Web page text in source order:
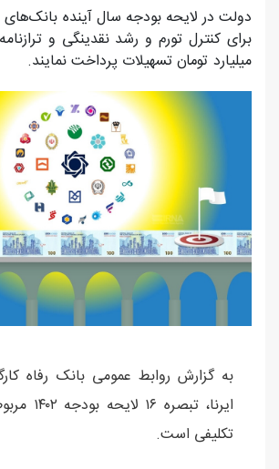
دولت در لایحه بودجه سال آینده
میلیارد تومان تسهیلات پرداخت نمایند.
به گزارش روابط عمومی بانک رفاه
ایرنا،
تکلیفی است.